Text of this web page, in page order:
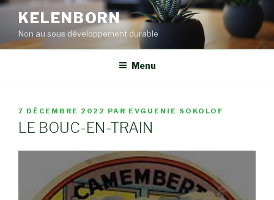
Aller
contenu
principal
KELENBORN
Non au sous développement durable
Menu
PUBLIÉ
LE
7 DÉCEMBRE 2022 PAR EVGUENIE SOKOLOF
LE BOUC-EN-TRAIN